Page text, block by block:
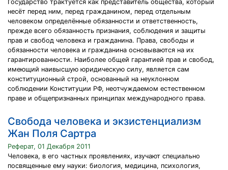
Государство трактуется как представитель общества, который
несёт перед ним, перед гражданином, перед отдельным
человеком определённые обязанности и ответственность,
прежде всего обязанность признания, соблюдения и защиты
прав и свобод человека и гражданина. Права, свободы и
обязанности человека и гражданина основываются на их
гарантированности. Наиболее общей гарантией прав и свобод,
имеющий наивысшую юридическую силу, является сам
конституционный строй, основанный на неуклонном
соблюдении Конституции РФ, неотчуждаемом естественном
праве и общепризнанных принципах международного права.
Свобода человека и экзистенциализм
Жан Поля Сартра
Реферат, 01 Декабря 2011
Человека, в его частных проявлениях, изучают специально
посвященные ему науки: биология, медицина, психология,